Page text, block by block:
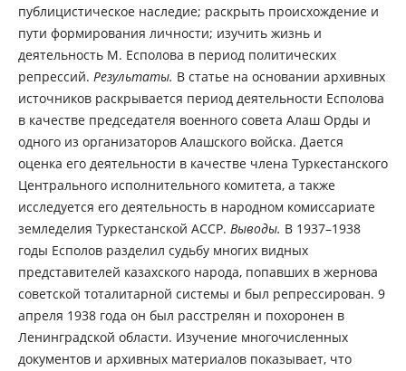
публицистическое наследие; раскрыть происхождение и
пути формирования личности; изучить жизнь и
деятельность М. Есполова в период политических
репрессий. Результаты. В статье на основании архивных
источников раскрывается период деятельности Есполова
в качестве председателя военного совета Алаш Орды и
одного из организаторов Алашского войска. Дается
оценка его деятельности в качестве члена Туркестанского
Центрального исполнительного комитета, а также
исследуется его деятельность в народном комиссариате
земледелия Туркестанской АССР. Выводы. В 1937–1938
годы Есполов разделил судьбу многих видных
представителей казахского народа, попавших в жернова
советской тоталитарной системы и был репрессирован. 9
апреля 1938 года он был расстрелян и похоронен в
Ленинградской области. Изучение многочисленных
документов и архивных материалов показывает, что